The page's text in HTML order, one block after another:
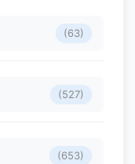
(63)
(527)
(653)